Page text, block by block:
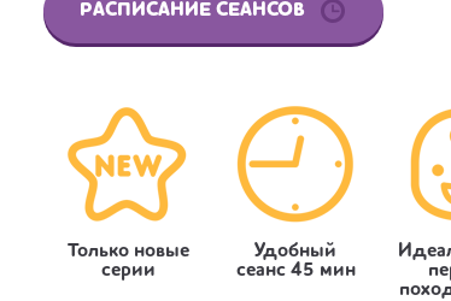
РАСПИСАНИЕ СЕАНСОВ
Только новые
серии
Удобный
сеанс 45 мин